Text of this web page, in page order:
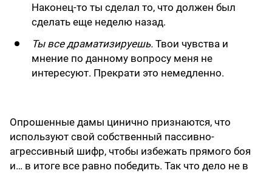
Наконец-то ты сделал то, что должен был
сделать еще неделю назад.
Ты все драматизируешь. Твои чувства и
мнение по данному вопросу меня не
интересуют. Прекрати это немедленно.
Опрошенные дамы цинично признаются, что
используют свой собственный пассивно-
агрессивный шифр, чтобы избежать прямого боя
и… в итоге все равно победить. Так что дело не в